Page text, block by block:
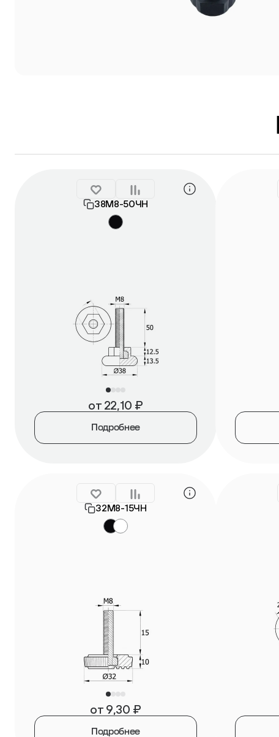
38М8-50ЧН
от 22,10 ₽
Подробнее
32М8-15ЧН
от 9,30 ₽
Подробнее